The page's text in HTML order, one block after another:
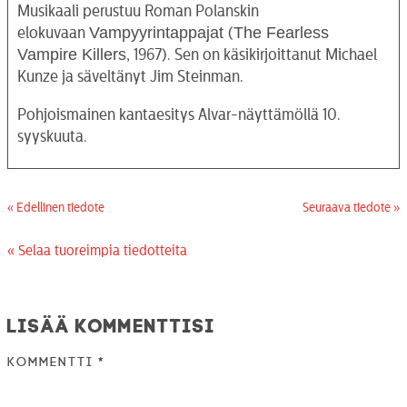
Musikaali perustuu Roman Polanskin
elokuvaan Vampyyrintappajat (The Fearless
Vampire Killers, 1967). Sen on käsikirjoittanut Michael
Kunze ja säveltänyt Jim Steinman.
Pohjoismainen kantaesitys Alvar-näyttämöllä 10.
syyskuuta.
« Edellinen tiedote Seuraava tiedote »
« Selaa tuoreimpia tiedotteita
Lisää kommenttisi
Kommentti *